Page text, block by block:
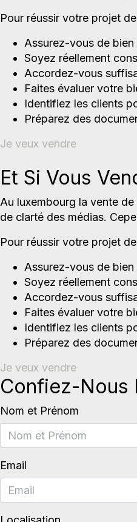
Pour réussir votre projet
Assurez-vous de
Soyez réellement
Accordez-vous
Faites évaluer votre
Identifiez les clients
Préparez des
Je veux vendre
Et Si Vous
Au luxembourg la vente
de clarté des médias.
Pour réussir votre projet
Assurez-vous de
Soyez réellement
Accordez-vous
Faites évaluer votre
Identifiez les clients
Préparez des
Je veux vendre
Confiez-Nous
Nom et Prénom
Email